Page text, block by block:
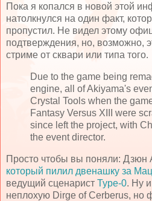
Пока я копался в новой этой
натолкнулся на один факт,
пропустил. Не видел этому
подтверждения, но, возможно,
стриме от сквари или типа того.
Due to the game being
engine, all of Akiyama's
Crystal Tools when the
Fantasy Versus XIII were
since left the project, with
the event director.
Просто чтобы вы поняли: Дзюн
который пилил двенашку за
ведущий сценарист Type-0. Ну
неплохую Dirge of Cerberus, но